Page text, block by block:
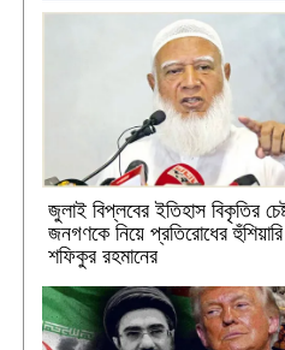
জুলাই বিপ্লবের ইতিহাস বিকৃতির
জনগণকে নিয়ে প্রতিরোধের
শফিকুর রহমানের